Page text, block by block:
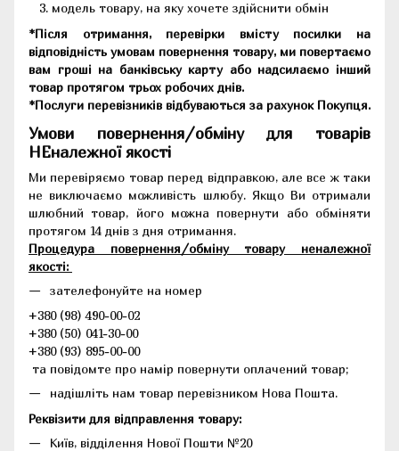
модель товару, на яку хочете здійснити обмін
*Після отримання, перевірки вмісту посилки на
відповідність умовам повернення товару, ми повертаємо
вам гроші на банківську карту або надсилаємо інший
товар протягом трьох робочих днів.
*Послуги перевізників відбуваються за рахунок Покупця.
Умови повернення/обміну для товарів
НЕналежної якості
Ми перевіряємо товар перед відправкою, але все ж таки
не виключаємо можливість шлюбу. Якщо Ви отримали
шлюбний товар, його можна повернути або обміняти
протягом 14 днів з дня отримання.
Процедура повернення/обміну товару неналежної
якості:
зателефонуйте на номер
+380 (98) 490-00-02
+380 (50) 041-30-00
+380 (93) 895-00-00
та повідомте про намір повернути оплачений товар;
надішліть нам товар перевізником Нова Пошта.
Реквізити для відправлення товару:
Київ, відділення Нової Пошти №20